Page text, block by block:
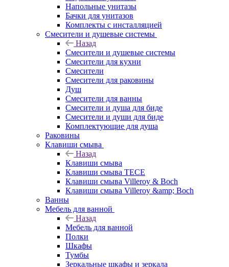
Напольные унитазы
Бачки для унитазов
Комплекты с инсталляцией
Смесители и душевые системы
Назад
Смесители и душевые системы
Смесители для кухни
Смесители
Смесители для раковины
Душ
Смесители для ванны
Смесители и душа для биде
Смесители и души для биде
Комплектующие для душа
Раковины
Клавиши смыва
Назад
Клавиши смыва
Клавиши смыва TECE
Клавиши смыва Villeroy & Boch
Клавиши смыва Villeroy &amp; Boch
Ванны
Мебель для ванной
Назад
Мебель для ванной
Полки
Шкафы
Тумбы
Зеркальные шкафы и зеркала